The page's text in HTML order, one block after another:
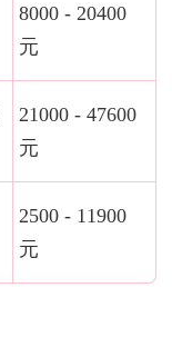
8000 - 20400
元
21000 - 47600
元
2500 - 11900
元